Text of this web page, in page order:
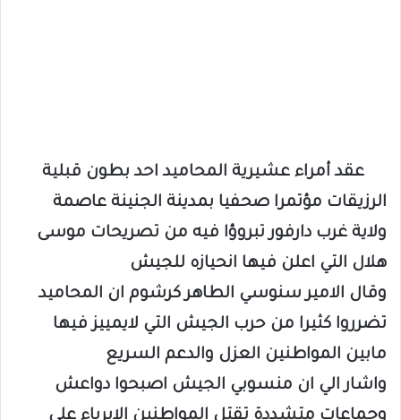
عقد أمراء عشيرية المحاميد احد بطون قبلية
الرزيقات مؤتمرا صحفيا بمدينة الجنينة عاصمة
ولاية غرب دارفور تبروؤا فيه من تصريحات موسى
هلال التي اعلن فيها انحيازه للجيش
وقال الامير سنوسي الطاهر كرشوم ان المحاميد
تضرروا كثيرا من حرب الجيش التي لايمييز فيها
مابين المواطنين العزل والدعم السريع
واشار الي ان منسوبي الجيش اصبحوا دواعش